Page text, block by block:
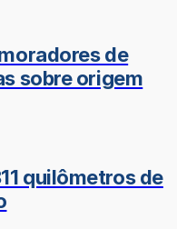
de
sobre origem
quilômetros de